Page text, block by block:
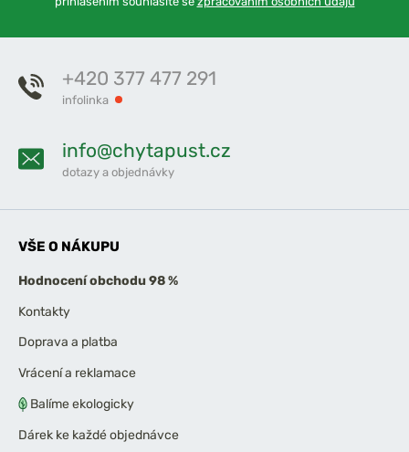
+420 377 477 291
infolinka
info@chytapust.cz
dotazy a objednávky
VŠE O NÁKUPU
Hodnocení obchodu 98 %
Kontakty
Doprava a platba
Vrácení a reklamace
Balíme ekologicky
Dárek ke každé objednávce